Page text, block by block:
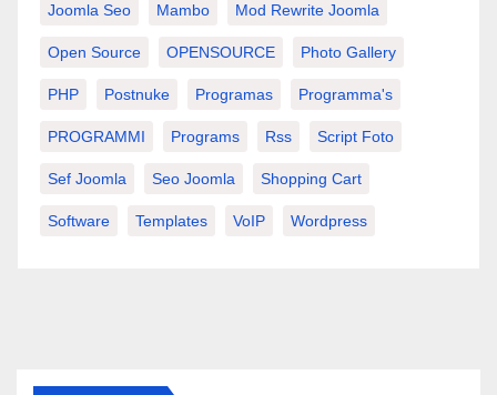
Joomla Seo Mambo Mod Rewrite Joomla
Open Source OPENSOURCE Photo Gallery
PHP Postnuke Programas Programma's
PROGRAMMI Programs Rss Script Foto
Sef Joomla Seo Joomla Shopping Cart
Software Templates VoIP Wordpress